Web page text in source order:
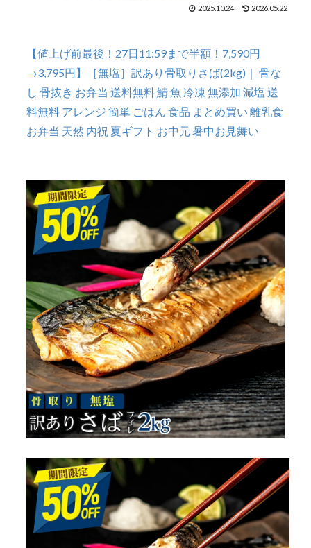
2025.10.24 2026.05.22
【値上げ前最後！27日11:59まで半額！7,590円
→3,795円】［無塩］訳あり骨取りさば(2kg)｜ 骨な
し 骨抜き お弁当 送料無料 鯖 魚 冷凍 無添加 減塩 送
料無料 アレンジ 簡単 ごはん 食品 まとめ買い 離乳食
お弁当 天然 内祝 夏ギフト お中元 暑中お見舞い